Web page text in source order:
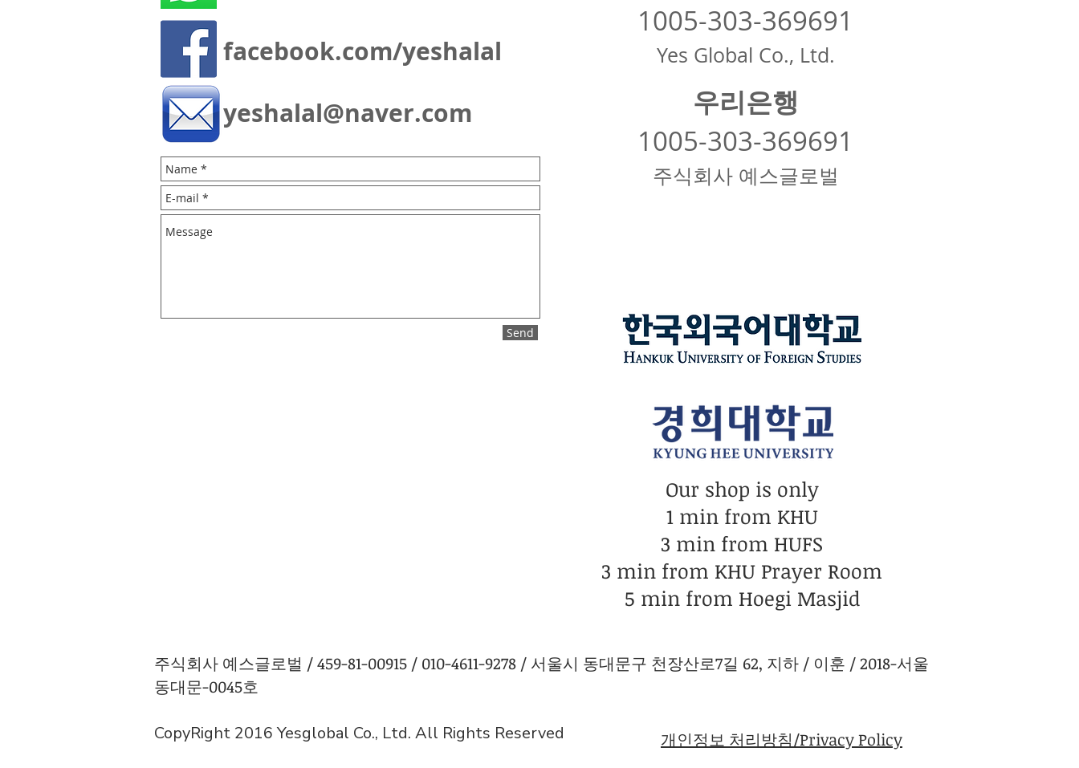
facebook.com/yeshalal
yeshalal@naver.com
1005-303-369691
Yes Global Co., Ltd.
우리은행
1005-303-369691
주식회사 예스글로벌
Our shop is only
1 min from KHU
3 min from HUFS
3 min from KHU Prayer Room
5 min from Hoegi Masjid
Send
주식회사 예스글로벌 / 459-81-00915 / 010-4611-9278 / 서울시 동대문구 천장산로7길 62, 지하 / 이훈 / 2018-서울
동대문-0045호
CopyRight 2016 Yesglobal Co., Ltd. All Rights Reserved 개인정보 처리방침/Privacy Policy